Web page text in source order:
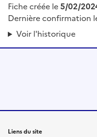
Fiche créée le5/02/
Dernière confirmation
Voir l'historique
Liens du site